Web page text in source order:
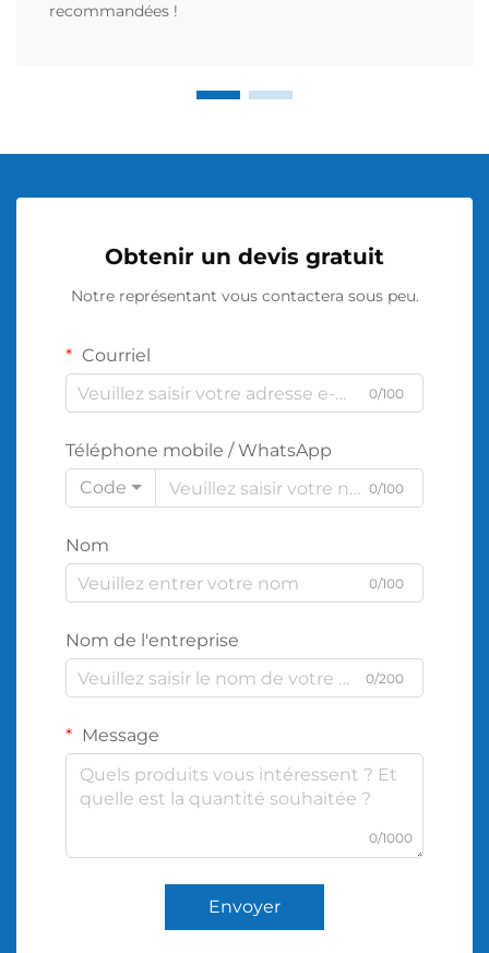
recommandées !
Obtenir un devis gratuit
Notre représentant vous contactera sous peu.
Courriel
0/100
Téléphone mobile / WhatsApp
Code
0/100
Nom
0/100
Nom de l'entreprise
0/200
Message
0/1000
Envoyer